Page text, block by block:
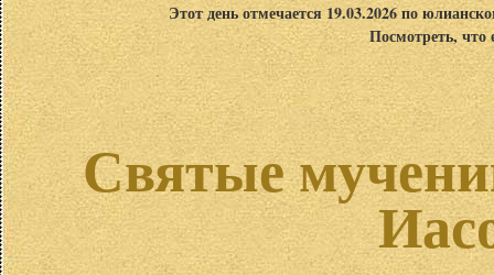
Этот день отмечается 19.03.2026 по
Посмотреть,
Святые